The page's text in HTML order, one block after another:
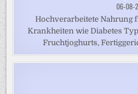
06-08-
Hochverarbeitete Nahrung
Krankheiten wie Diabetes
Fruchtjoghurts,